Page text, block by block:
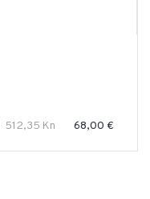
512,35 Kn 68,00 €